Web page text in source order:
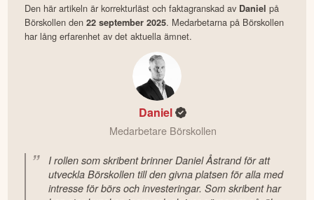
Den här artikeln är korrekturläst och faktagranskad av Daniel på
Börskollen den22 september 2025. Medarbetarna på Börskollen
har lång erfarenhet av det aktuella ämnet.
Daniel
Medarbetare Börskollen
I rollen som skribent brinner Daniel Åstrand för att
utveckla Börskollen till den givna platsen för alla med
intresse för börs och investeringar. Som skribent har